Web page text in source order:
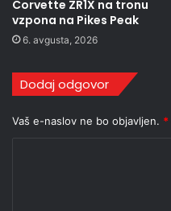
Corvette ZR1X na tronu
vzpona na Pikes Peak
6. avgusta, 2026
Dodaj odgovor
Vaš e-naslov ne bo objavljen. *